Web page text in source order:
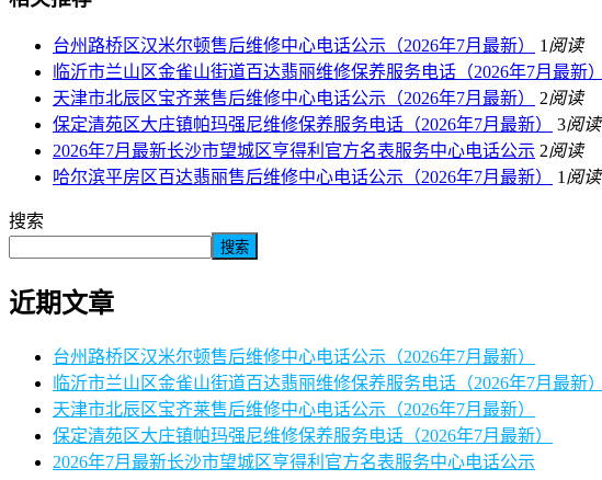
台州路桥区汉米尔顿售后维修中心电话公示（2026年7月最新） 1 阅读
临沂市兰山区金雀山街道百达翡丽维修保养服务电话（2026年7月最新）
天津市北辰区宝齐莱售后维修中心电话公示（2026年7月最新）
2阅读
保定清苑区大庄镇帕玛强尼维修保养服务电话（2026年7月最新）
3阅读
2026年7月最新长沙市望城区亨得利官方名表服务中心电话公示 2阅读
哈尔滨平房区百达翡丽售后维修中心电话公示（2026年7月最新）
1 阅读
搜索
搜索
近期文章
台州路桥区汉米尔顿售后维修中心电话公示（2026年7月最新）
临沂市兰山区金雀山街道百达翡丽维修保养服务电话（2026年7月最新）
天津市北辰区宝齐莱售后维修中心电话公示（2026年7月最新）
保定清苑区大庄镇帕玛强尼维修保养服务电话（2026年7月最新）
2026年7月最新长沙市望城区亨得利官方名表服务中心电话公示